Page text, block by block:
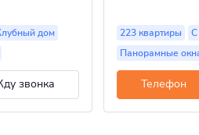
дом
звонка
223 квартиры
С
Панорамные
Телефон